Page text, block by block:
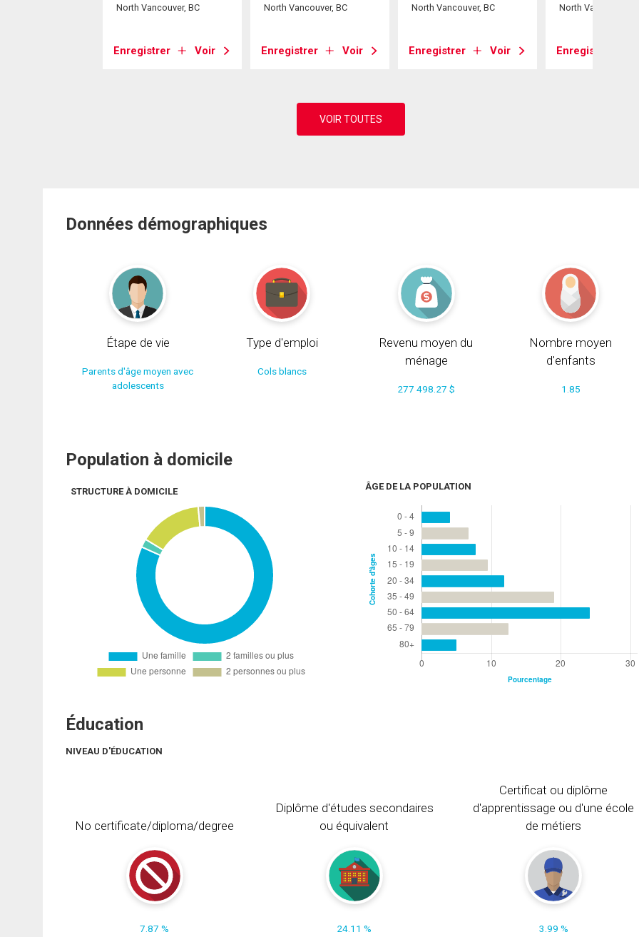
North Vancouver, BC
Enregistrer Voir
North Vancouver, BC
Enregistrer Voir
North Vancouver, BC
Enregistrer Voir
North Vancouver, BC
Enregistrer
Données démographiques
Étape de vie
Parents d'âge moyen avec
adolescents
Type d'emploi
Cols blancs
Revenu moyen du
ménage
277 498.27 $
Nombre moyen
d'enfants
1.85
Population à domicile
STRUCTURE À DOMICILE ÂGE DE LA POPULATION
Éducation
NIVEAU D'ÉDUCATION
No certificate/diploma/degree
7.87 %
Diplôme d'études secondaires
ou équivalent
24.11 %
Certificat ou diplôme
d'apprentissage ou d'une école
de métiers
3.99 %